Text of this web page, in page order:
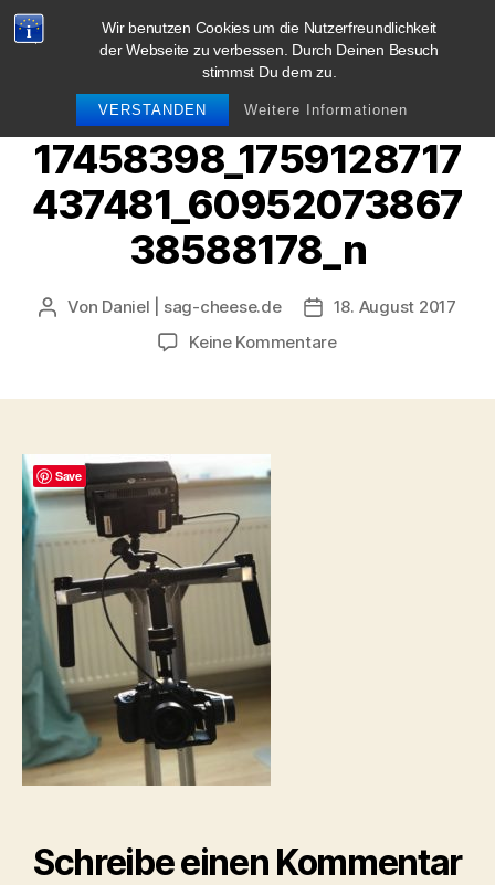
Wir benutzen Cookies um die Nutzerfreundlichkeit
der Webseite zu verbessen. Durch Deinen Besuch
stimmst Du dem zu.
VERSTANDEN Weitere Informationen
blog.sag-cheese.de
17458398_1759128717
437481_60952073867
38588178_n
Beitragsautor
Von Daniel | sag-cheese.de Beitragsdatum
18. August 2017
Keine Kommentarezu
Schreibe einen Kommentar
Save